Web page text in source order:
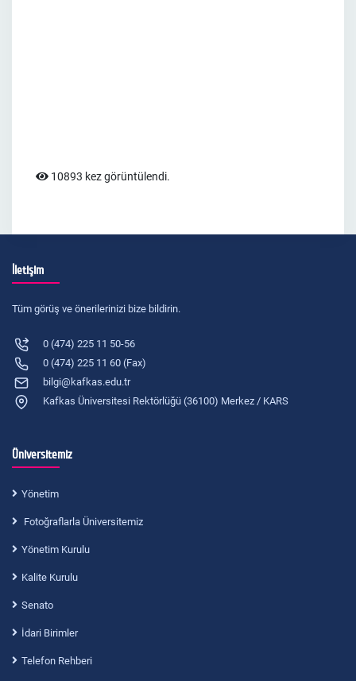
10893 kez görüntülendi.
İletişim
Tüm görüş ve önerilerinizi bize bildirin.
0 (474) 225 11 50-56
0 (474) 225 11 60 (Fax)
bilgi@kafkas.edu.tr
Kafkas Üniversitesi Rektörlüğü (36100) Merkez / KARS
Üniversitemiz
Yönetim
Fotoğraflarla Üniversitemiz
Yönetim Kurulu
Kalite Kurulu
Senato
İdari Birimler
Telefon Rehberi